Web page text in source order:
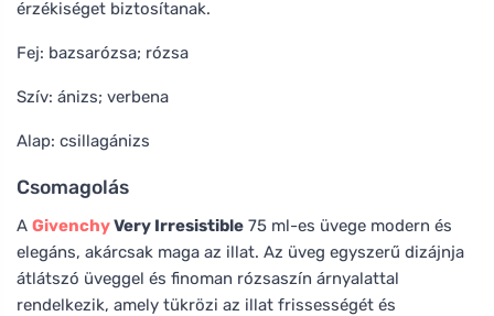
érzékiséget biztosítanak.
Fej: bazsarózsa; rózsa
Szív: ánizs; verbena
Alap: csillagánizs
Csomagolás
A GivenchyVery Irresistible 75 ml-es üvege modern és
elegáns, akárcsak maga az illat. Az üveg egyszerű dizájnja
átlátszó üveggel és finoman rózsaszín árnyalattal
rendelkezik, amely tükrözi az illat frissességét és